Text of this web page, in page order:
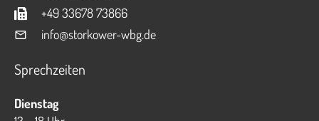
+49 33678 73866
info@storkower-wbg.de
Sprechzeiten
Dienstag